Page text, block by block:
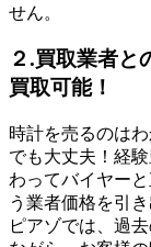
せん。
２.買取業者と
買取可能！
時計を売るのは
でも大丈夫！経
わってバイヤー
う業者価格を引
ピアゾでは、過